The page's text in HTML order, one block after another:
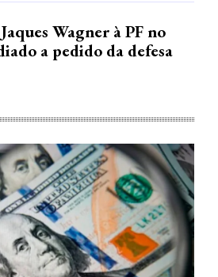
Wagner à PF no
a pedido da defesa